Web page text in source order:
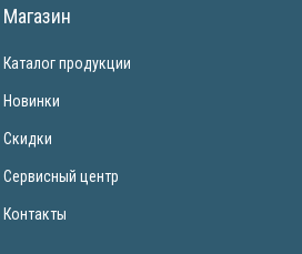
Магазин
Каталог продукции
Новинки
Скидки
Сервисный центр
Контакты